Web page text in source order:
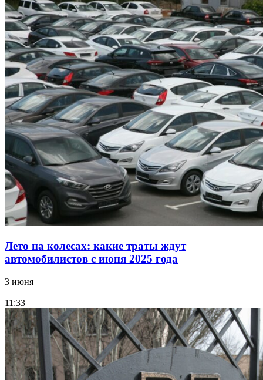
Лето на колесах: какие траты ждут
автомобилистов с июня 2025 года
3 июня
11:33